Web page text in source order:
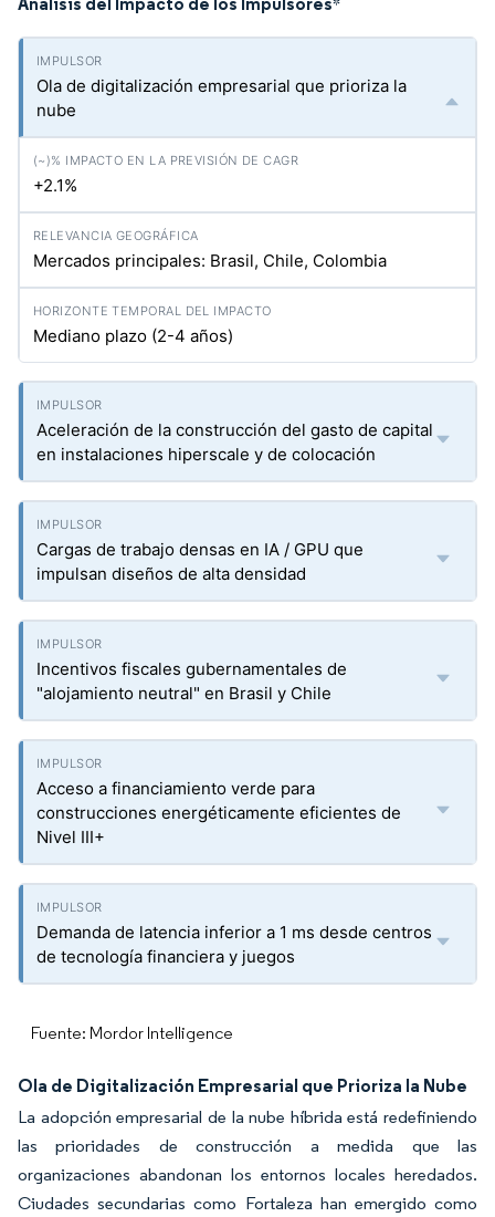
*
Ola de digitalización empresarial que prioriza la
nube
+2.1%
Mercados principales: Brasil, Chile, Colombia
Mediano plazo (2-4 años)
Aceleración de la construcción del gasto de capital
en instalaciones hiperscale y de colocación
Cargas de trabajo densas en IA / GPU que
impulsan diseños de alta densidad
Incentivos fiscales gubernamentales de
"alojamiento neutral" en Brasil y Chile
Acceso a financiamiento verde para
construcciones energéticamente eficientes de
Nivel III+
Demanda de latencia inferior a 1 ms desde centros
de tecnología financiera y juegos
Fuente: Mordor Intelligence
Ola de Digitalización Empresarial que Prioriza la Nube
La adopción empresarial de la nube híbrida está redefiniendo
las prioridades de construcción a medida que las
organizaciones abandonan los entornos locales heredados.
Ciudades secundarias como Fortaleza han emergido como